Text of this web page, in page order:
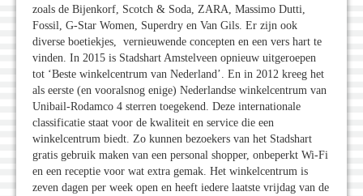
zoals de Bijenkorf, Scotch & Soda, ZARA, Massimo Dutti,
Fossil, G-Star Women, Superdry en Van Gils. Er zijn ook
diverse boetiekjes, vernieuwende concepten en een vers hart te
vinden. In 2015 is Stadshart Amstelveen opnieuw uitgeroepen
tot ‘Beste winkelcentrum van Nederland’. En in 2012 kreeg het
als eerste (en vooralsnog enige) Nederlandse winkelcentrum van
Unibail-Rodamco 4 sterren toegekend. Deze internationale
classificatie staat voor de kwaliteit en service die een
winkelcentrum biedt. Zo kunnen bezoekers van het Stadshart
gratis gebruik maken van een personal shopper, onbeperkt Wi-Fi
en een receptie voor wat extra gemak. Het winkelcentrum is
zeven dagen per week open en heeft iedere laatste vrijdag van de